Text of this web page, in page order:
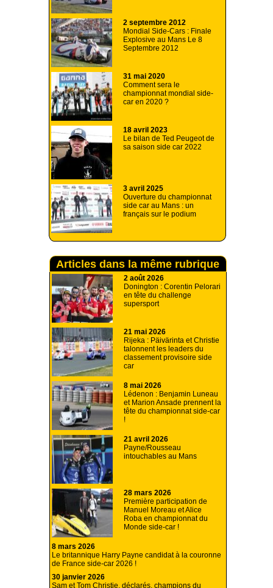
2 septembre 2012
Mondial Side-Cars : Finale
Explosive au Mans Le 8
Septembre 2012
31 mai 2020
Comment sera le
championnat mondial side-
car en 2020 ?
18 avril 2023
Le bilan de Ted Peugeot de
sa saison side car 2022
3 avril 2025
Ouverture du championnat
side car au Mans : un
français sur le podium
Articles dans la même rubrique
2 août 2026
Donington : Corentin Pelorari
en tête du challenge
supersport
21 mai 2026
Rijeka : Päivärinta et Christie
talonnent les leaders du
classement provisoire side
car
8 mai 2026
Lédenon : Benjamin Luneau
et Marion Ansade prennent la
tête du championnat side-car
!
21 avril 2026
Payne/Rousseau
intouchables au Mans
28 mars 2026
Première participation de
Manuel Moreau et Alice
Roba en championnat du
Monde side-car !
8 mars 2026
Le britannique Harry Payne candidat à la couronne
de France side-car 2026 !
30 janvier 2026
Sam et Tom Christie, déclarés, champions du